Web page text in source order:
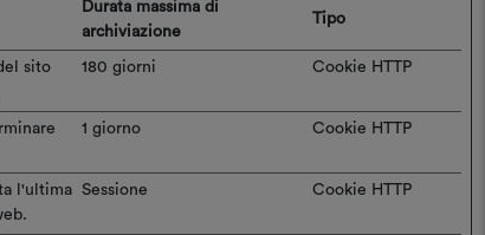
Durata massima di
archiviazione
Tipo
sito
180 giorni Cookie HTTP
1 giorno Cookie HTTP
l'ultima Sessione Cookie HTTP